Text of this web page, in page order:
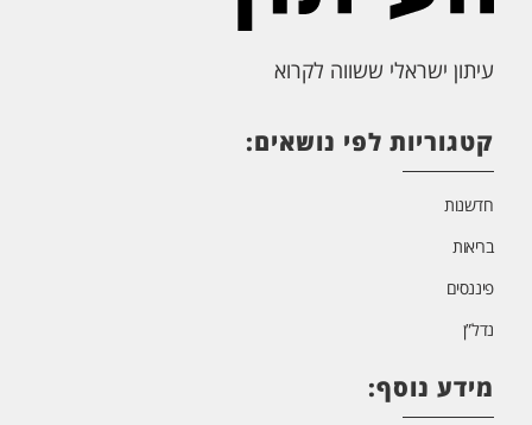
עיתון ישראלי ששווה לקרוא
קטגוריות לפי נושאים:
חדשנות
בריאות
פיננסים
נדל”ן
מידע נוסף: